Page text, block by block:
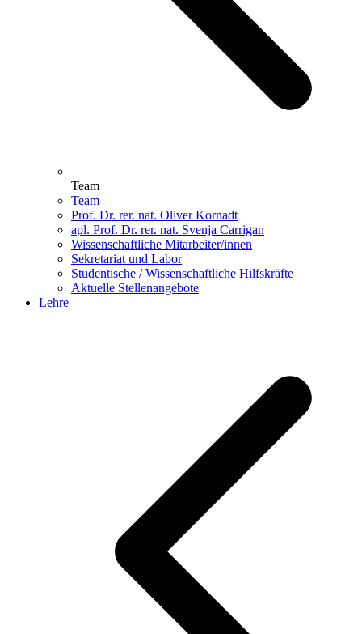
Team
Team
Prof. Dr. rer. nat. Oliver Kornadt
apl. Prof. Dr. rer. nat. Svenja Carrigan
Wissenschaftliche Mitarbeiter/innen
Sekretariat und Labor
Studentische / Wissenschaftliche Hilfskräfte
Aktuelle Stellenangebote
Lehre